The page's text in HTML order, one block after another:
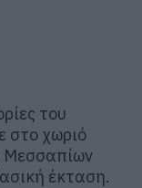
του
στο χωριό
Μεσσαπίων
έκταση.